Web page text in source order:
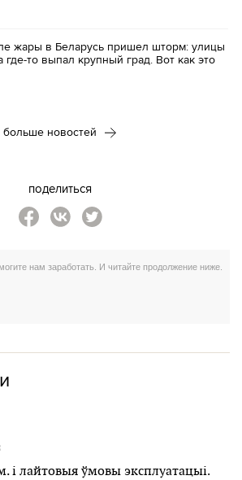
жары в Беларусь пришел шторм: улицы
где-то выпал крупный град. Вот как это
больше новостей
поделиться
і лайтовыя ўмовы эксплуатацыі.